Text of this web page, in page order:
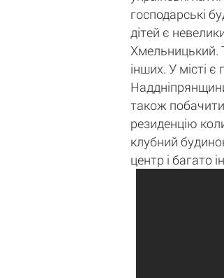
господарські
дітей є
Хмельницький.
інших. У місті
також побачити
резиденцію
клубний
центр і багато